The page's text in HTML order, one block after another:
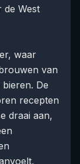
de West
waar
van
De
recepten
draai aan,